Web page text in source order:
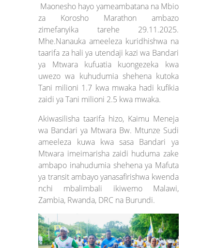
Maonesho hayo yameambatana na Mbio
za Korosho Marathon ambazo
zimefanyika tarehe 29.11.2025.
Mhe.Nanauka ameeleza kuridhishwa na
taarifa za hali ya utendaji kazi wa Bandari
ya Mtwara kufuatia kuongezeka kwa
uwezo wa kuhudumia shehena kutoka
Tani milioni 1.7 kwa mwaka hadi kufikia
zaidi ya Tani milioni 2.5 kwa mwaka.
Akiwasilisha taarifa hizo, Kaimu Meneja
wa Bandari ya Mtwara Bw. Mtunze Sudi
ameeleza kuwa kwa sasa Bandari ya
Mtwara imeimarisha zaidi huduma zake
ambapo inahudumia shehena ya Mafuta
ya transit ambayo yanasafirishwa kwenda
nchi mbalimbali ikiwemo Malawi,
Zambia, Rwanda, DRC na Burundi.